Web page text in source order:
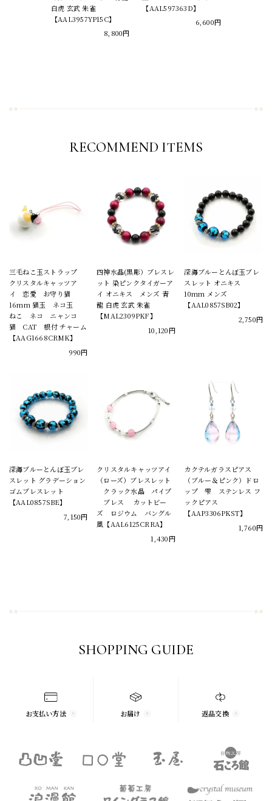
白虎 玄武 朱雀
【AAL3957YP15C】
8,800円
【AAL597363D】
6,600円
RECOMMEND ITEMS
三毛ねこ玉ストラップ
クリスタルキャッツア
イ 恋愛 お守り猫
16mm 猫玉 ネコ玉
ねこ ネコ ニャンコ
猫 CAT 根付 チャーム
【AAG1668CRMK】
990円
四神水晶(黒彫）ブレスレ
ット 染ピンクタイガーア
イ オニキス メンズ 青
龍 白虎 玄武 朱雀
【MAL2309PKF】
10,120円
深海ブルーとんぼ玉ブレ
スレット オニキス
10mm メンズ
【AAL0857SB02】
2,750円
深海ブルーとんぼ玉ブレ
スレット グラデーション
ゴムブレスレット
【AAL0857SBE】
7,150円
クリスタルキャッツアイ
（ローズ）ブレスレット
クラック水晶 パイプ
ブレス カットビー
ズ ロジウム バングル
風【AAL6125CRRA】
1,430円
カクテルガラスピアス
（ブルー＆ピンク）ドロ
ップ 雫 ステンレス フ
ックピアス
【AAP3306PKST】
1,760円
SHOPPING GUIDE
お支払い方法 お届け 返品交換